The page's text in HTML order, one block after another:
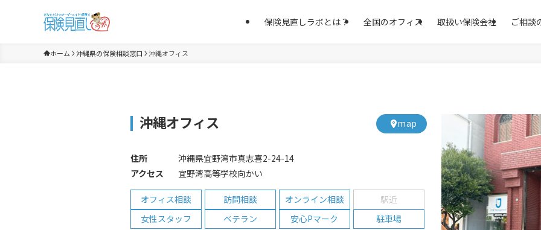
保険見直しラボとは？ 全国のオフィス 取扱い保険会社 ご相談
ホーム 沖縄県の保険相談窓口 沖縄オフィス
沖縄オフィス map
住所
沖縄県宜野湾市真志喜2-24-14
アクセス
宜野湾高等学校向かい
オフィス相談 訪問相談 オンライン相談
駅近
女性スタッフ
ベテラン 安心Pマーク 駐車場